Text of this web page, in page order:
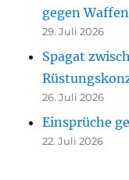
gegen
29. Juli 2026
Spagat
26. Juli 2026
Einsprüche
22. Juli 2026